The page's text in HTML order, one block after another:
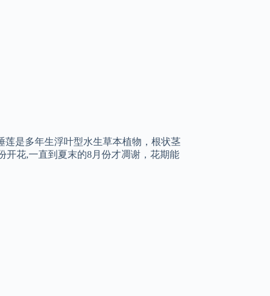
莲是多年生浮叶型水生草本植物，根状茎
开花,一直到夏末的8月份才凋谢，花期能